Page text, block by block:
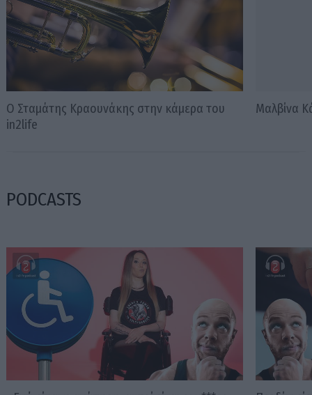
Ο Σταμάτης Κραουνάκης στην κάμερα του
in2life
Μαλβίνα
PODCASTS